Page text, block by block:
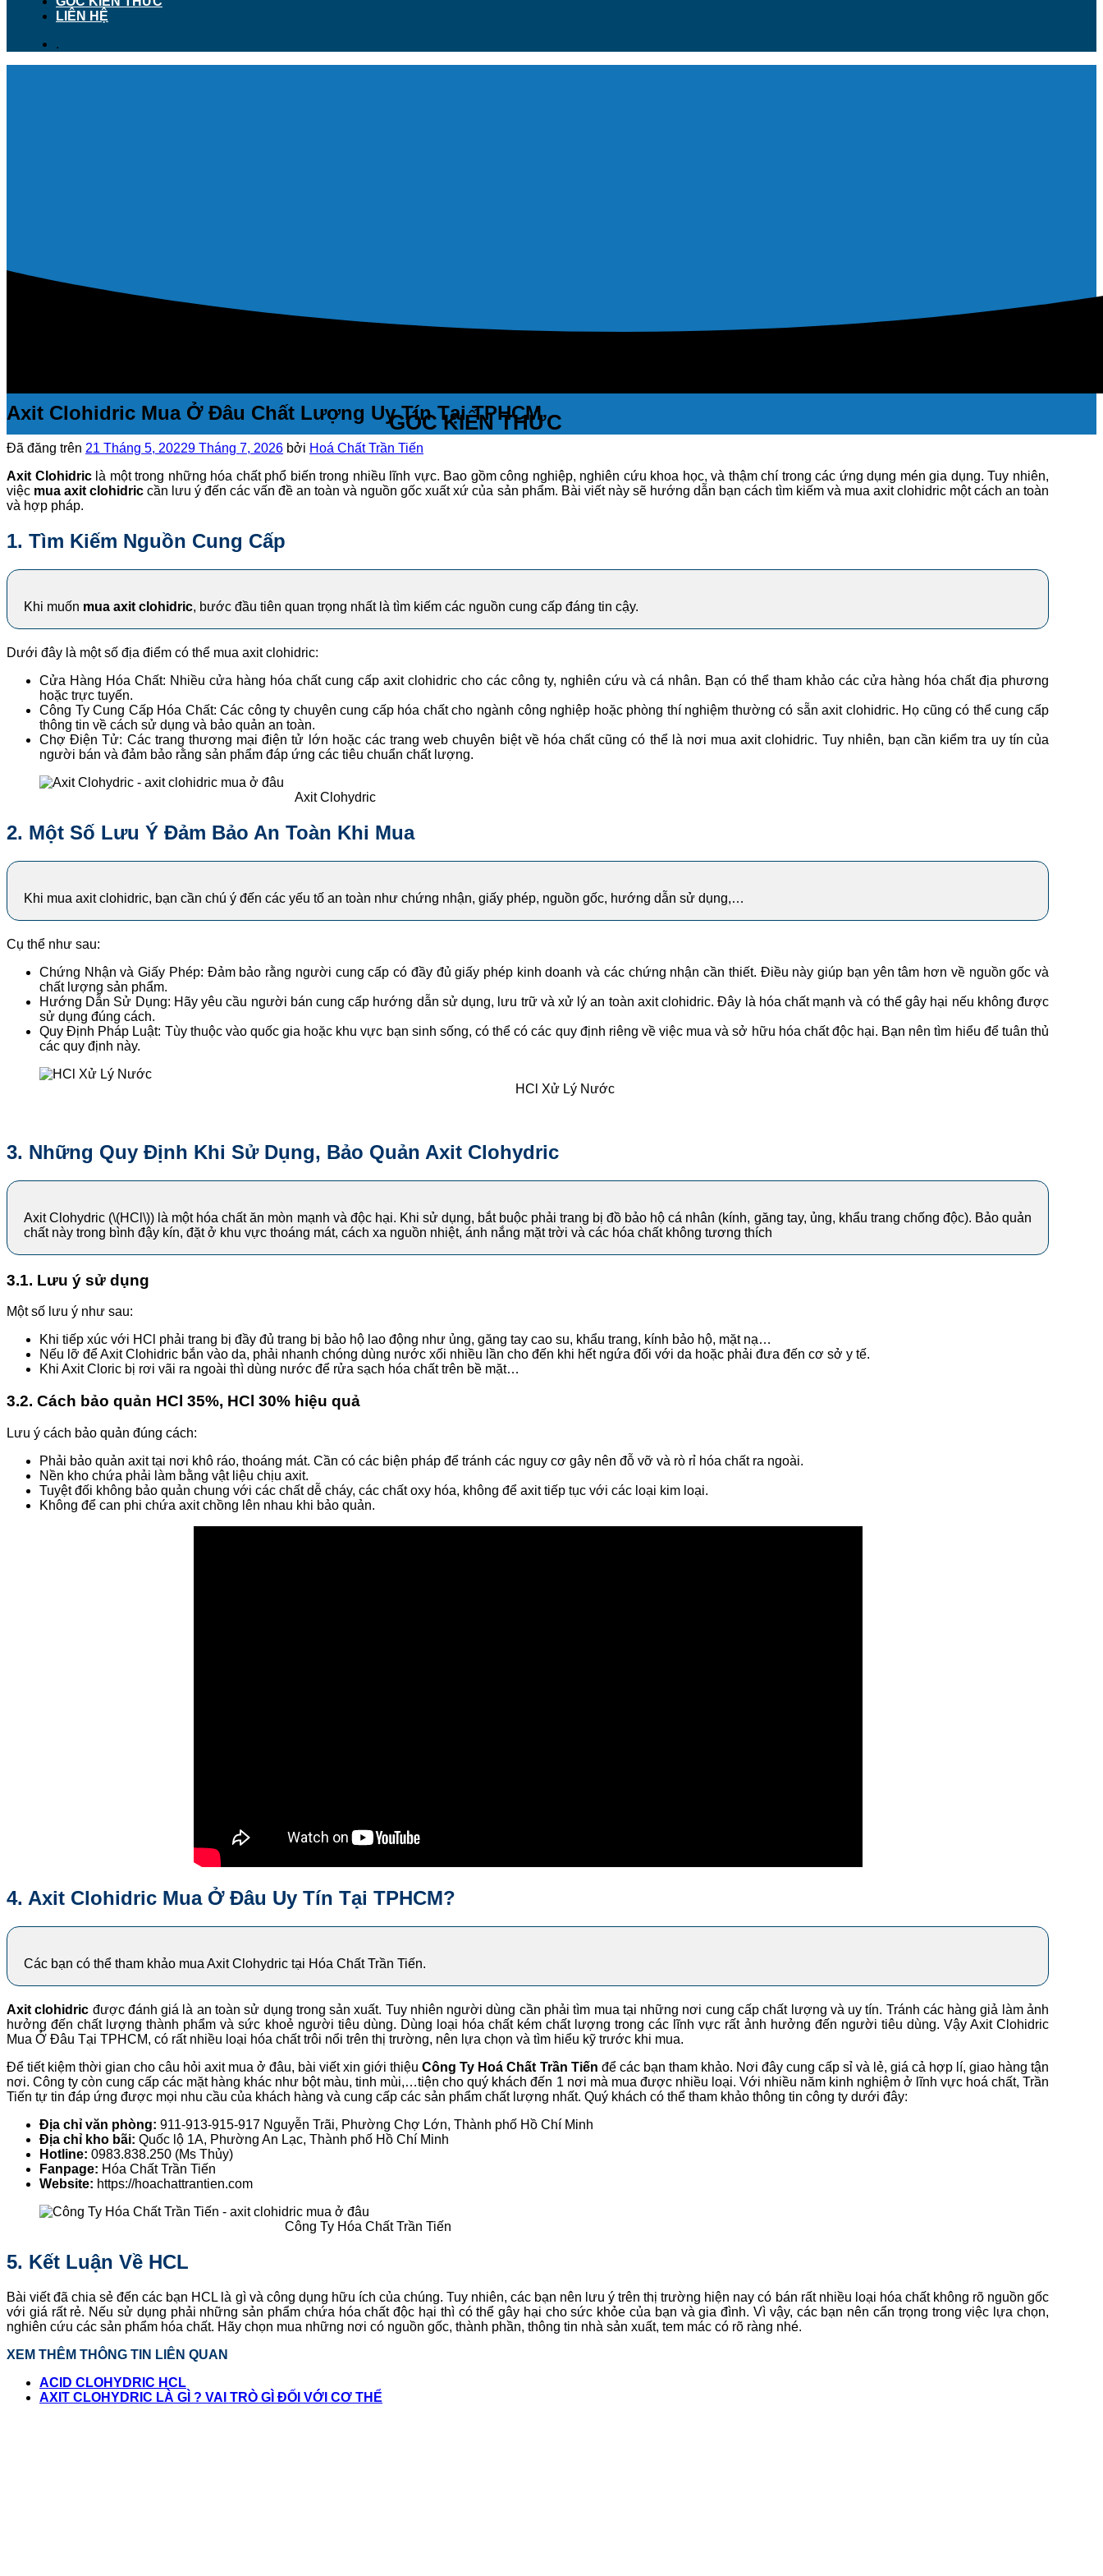
LIÊN HỆ
.
GÓC KIẾN THỨC
Axit Clohidric Mua Ở Đâu Chất Lượng Uy Tín Tại TPHCM
Đã đăng trên 21 Tháng 5, 20229 Tháng 7, 2026 bởi Hoá Chất Trần Tiến
Axit Clohidriclà một trong những hóa chất phổ biến trong nhiều lĩnh vực. Bao gồm công nghiệp, nghiên cứu khoa học, và thậm chí trong các ứng dụng mén gia dụng. Tuy nhiên,
việc mua axit clohidric cần lưu ý đến các vấn đề an toàn và nguồn gốc xuất xứ của sản phẩm. Bài viết này sẽ hướng dẫn bạn cách tìm kiếm và mua axit clohidric một cách an toàn
và hợp pháp.
1. Tìm Kiếm Nguồn Cung Cấp
Khi muốn mua axit clohidric, bước đầu tiên quan trọng nhất là tìm kiếm các nguồn cung cấp đáng tin cậy.
Dưới đây là một số địa điểm có thể mua axit clohidric:
Cửa Hàng Hóa Chất: Nhiều cửa hàng hóa chất cung cấp axit clohidric cho các công ty, nghiên cứu và cá nhân. Bạn có thể tham khảo các cửa hàng hóa chất địa phương
hoặc trực tuyến.
Công Ty Cung Cấp Hóa Chất: Các công ty chuyên cung cấp hóa chất cho ngành công nghiệp hoặc phòng thí nghiệm thường có sẵn axit clohidric. Họ cũng có thể cung cấp
thông tin về cách sử dụng và bảo quản an toàn.
Chợ Điện Tử: Các trang thương mại điện tử lớn hoặc các trang web chuyên biệt về hóa chất cũng có thể là nơi mua axit clohidric. Tuy nhiên, bạn cần kiểm tra uy tín của
người bán và đảm bảo rằng sản phẩm đáp ứng các tiêu chuẩn chất lượng.
Axit Clohydric
2. Một Số Lưu Ý Đảm Bảo An Toàn Khi Mua
Khi mua axit clohidric, bạn cần chú ý đến các yếu tố an toàn như chứng nhận, giấy phép, nguồn gốc, hướng dẫn sử dụng,…
Cụ thể như sau:
Chứng Nhận và Giấy Phép: Đảm bảo rằng người cung cấp có đầy đủ giấy phép kinh doanh và các chứng nhận cần thiết. Điều này giúp bạn yên tâm hơn về nguồn gốc và
chất lượng sản phẩm.
Hướng Dẫn Sử Dụng: Hãy yêu cầu người bán cung cấp hướng dẫn sử dụng, lưu trữ và xử lý an toàn axit clohidric. Đây là hóa chất mạnh và có thể gây hại nếu không được
sử dụng đúng cách.
Quy Định Pháp Luật: Tùy thuộc vào quốc gia hoặc khu vực bạn sinh sống, có thể có các quy định riêng về việc mua và sở hữu hóa chất độc hại. Bạn nên tìm hiểu để tuân thủ
các quy định này.
HCl Xử Lý Nước
3. Những Quy Định Khi Sử Dụng, Bảo Quản Axit Clohydric
Axit Clohydric (\(HCl\)) là một hóa chất ăn mòn mạnh và độc hại. Khi sử dụng, bắt buộc phải trang bị đồ bảo hộ cá nhân (kính, găng tay, ủng, khẩu trang chống độc). Bảo quản
chất này trong bình đậy kín, đặt ở khu vực thoáng mát, cách xa nguồn nhiệt, ánh nắng mặt trời và các hóa chất không tương thích
3.1. Lưu ý sử dụng
Một số lưu ý như sau:
Khi tiếp xúc với HCl phải trang bị đầy đủ trang bị bảo hộ lao động như ủng, găng tay cao su, khẩu trang, kính bảo hộ, mặt nạ…
Nếu lỡ để Axit Clohidric bắn vào da, phải nhanh chóng dùng nước xối nhiều lần cho đến khi hết ngứa đối với da hoặc phải đưa đến cơ sở y tế.
Khi Axit Cloric bị rơi vãi ra ngoài thì dùng nước để rửa sạch hóa chất trên bề mặt…
3.2. Cách bảo quản HCl 35%, HCl 30% hiệu quả
Lưu ý cách bảo quản đúng cách:
Phải bảo quản axit tại nơi khô ráo, thoáng mát. Cần có các biện pháp để tránh các nguy cơ gây nên đỗ vỡ và rò rỉ hóa chất ra ngoài.
Nền kho chứa phải làm bằng vật liệu chịu axit.
Tuyệt đối không bảo quản chung với các chất dễ cháy, các chất oxy hóa, không để axit tiếp tục với các loại kim loại.
Không để can phi chứa axit chồng lên nhau khi bảo quản.
4. Axit Clohidric Mua Ở Đâu Uy Tín Tại TPHCM?
Các bạn có thể tham khảo mua Axit Clohydric tại Hóa Chất Trần Tiến.
Axit clohidric được đánh giá là an toàn sử dụng trong sản xuất. Tuy nhiên người dùng cần phải tìm mua tại những nơi cung cấp chất lượng và uy tín. Tránh các hàng giả làm ảnh
hưởng đến chất lượng thành phẩm và sức khoẻ người tiêu dùng. Dùng loại hóa chất kém chất lượng trong các lĩnh vực rất ảnh hưởng đến người tiêu dùng. Vậy Axit Clohidric
Mua Ở Đâu Tại TPHCM, có rất nhiều loại hóa chất trôi nổi trên thị trường, nên lựa chọn và tìm hiểu kỹ trước khi mua.
Để tiết kiệm thời gian cho câu hỏi axit mua ở đâu, bài viết xin giới thiệuCông Ty Hoá Chất Trần Tiến để các bạn tham khảo. Nơi đây cung cấp sỉ và lẻ, giá cả hợp lí, giao hàng tận
nơi. Công ty còn cung cấp các mặt hàng khác như bột màu, tinh mùi,…tiện cho quý khách đến 1 nơi mà mua được nhiều loại. Với nhiều năm kinh nghiệm ở lĩnh vực hoá chất, Trần
Tiến tự tin đáp ứng được mọi nhu cầu của khách hàng và cung cấp các sản phẩm chất lượng nhất. Quý khách có thể tham khảo thông tin công ty dưới đây:
Địa chỉ văn phòng: 911-913-915-917 Nguyễn Trãi, Phường Chợ Lớn, Thành phố Hồ Chí Minh
Địa chỉ kho bãi: Quốc lộ 1A, Phường An Lạc, Thành phố Hồ Chí Minh
Hotline: 0983.838.250 (Ms Thủy)
Fanpage: Hóa Chất Trần Tiến
Website: https://hoachattrantien.com
Công Ty Hóa Chất Trần Tiến
5. Kết Luận Về HCL
Bài viết đã chia sẻ đến các bạn HCL là gì và công dụng hữu ích của chúng. Tuy nhiên, các bạn nên lưu ý trên thị trường hiện nay có bán rất nhiều loại hóa chất không rõ nguồn gốc
với giá rất rẻ. Nếu sử dụng phải những sản phẩm chứa hóa chất độc hại thì có thể gây hại cho sức khỏe của bạn và gia đình. Vì vậy, các bạn nên cẩn trọng trong việc lựa chọn,
nghiên cứu các sản phẩm hóa chất. Hãy chọn mua những nơi có nguồn gốc, thành phần, thông tin nhà sản xuất, tem mác có rõ ràng nhé.
XEM THÊM THÔNG TIN LIÊN QUAN
ACID CLOHYDRIC HCL
AXIT CLOHYDRIC LÀ GÌ ? VAI TRÒ GÌ ĐỐI VỚI CƠ THỂ